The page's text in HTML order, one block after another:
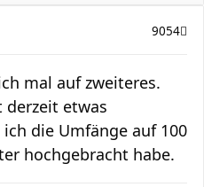
9054
mal auf zweiteres.
derzeit etwas
die Umfänge auf 100
hochgebracht habe.